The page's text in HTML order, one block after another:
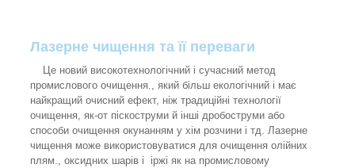
Лазерне чищення та її переваги
Це новий високотехнологічний і сучасний метод
промислового очищення., який більш екологічний і має
найкращий очисний ефект, ніж традиційні технології
очищення, як-от піскоструми й інші дробоструми або
способи очищення окунанням у хім розчини і тд. Лазерне
чищення може використовуватися для очищення олійних
плям., оксидних шарів і іржі як на промисловому